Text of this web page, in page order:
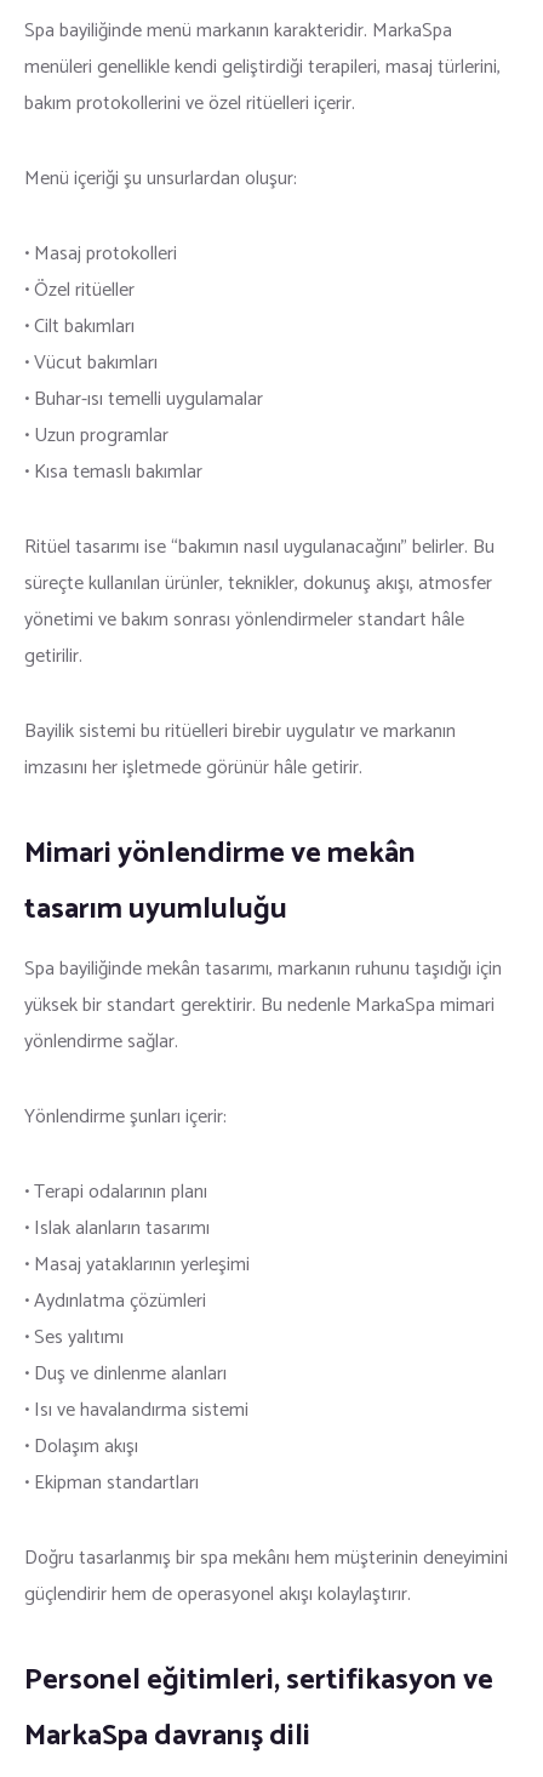
Spa bayiliğinde menü markanın karakteridir. MarkaSpa
menüleri genellikle kendi geliştirdiği terapileri, masaj türlerini,
bakım protokollerini ve özel ritüelleri içerir.
Menü içeriği şu unsurlardan oluşur:
• Masaj protokolleri
• Özel ritüeller
• Cilt bakımları
• Vücut bakımları
• Buhar-ısı temelli uygulamalar
• Uzun programlar
• Kısa temaslı bakımlar
Ritüel tasarımı ise “bakımın nasıl uygulanacağını” belirler. Bu
süreçte kullanılan ürünler, teknikler, dokunuş akışı, atmosfer
yönetimi ve bakım sonrası yönlendirmeler standart hâle
getirilir.
Bayilik sistemi bu ritüelleri birebir uygulatır ve markanın
imzasını her işletmede görünür hâle getirir.
Mimari yönlendirme ve mekân
tasarım uyumluluğu
Spa bayiliğinde mekân tasarımı, markanın ruhunu taşıdığı için
yüksek bir standart gerektirir. Bu nedenle MarkaSpa mimari
yönlendirme sağlar.
Yönlendirme şunları içerir:
• Terapi odalarının planı
• Islak alanların tasarımı
• Masaj yataklarının yerleşimi
• Aydınlatma çözümleri
• Ses yalıtımı
• Duş ve dinlenme alanları
• Isı ve havalandırma sistemi
• Dolaşım akışı
• Ekipman standartları
Doğru tasarlanmış bir spa mekânı hem müşterinin deneyimini
güçlendirir hem de operasyonel akışı kolaylaştırır.
Personel eğitimleri, sertifikasyon ve
MarkaSpa davranış dili